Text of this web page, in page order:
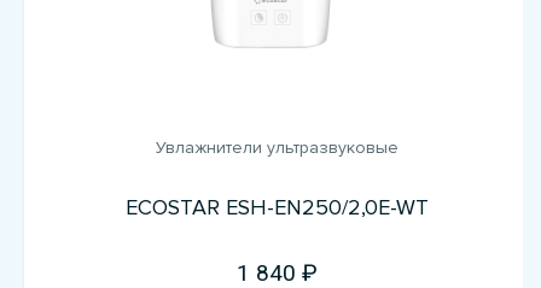
Увлажнители ультразвуковые
ECOSTAR ESH-EN250/2,0E-WT
1 840